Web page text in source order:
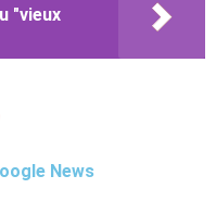
"vieux
News